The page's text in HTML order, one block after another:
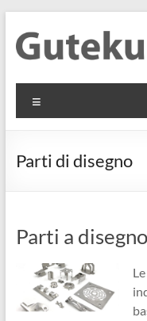
contenuto
GmbH
Informationen
Flachmaterial
Parti di disegno
Parti a